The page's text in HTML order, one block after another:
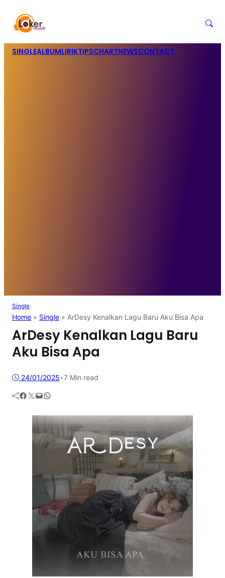
SINGLEALBUMLIRIKTIPSCHARTNEWSCONTACT
Single
Home » Single » ArDesy Kenalkan Lagu Baru Aku Bisa Apa
ArDesy Kenalkan Lagu Baru
Aku Bisa Apa
24/01/2025•7 Min read
Facebook Twitter Mail WhatsApp